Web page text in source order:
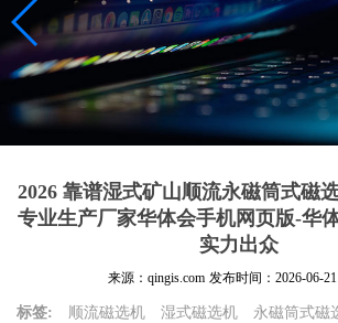
2026 靠谱湿式矿山顺流永磁筒式磁
专业生产厂家华体会手机网页版-华
实力出众
来源：qingis.com 发布时间： 2026-06-
标签: 顺流磁选机 湿式磁选机 永磁筒式磁